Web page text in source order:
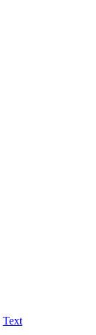
Text